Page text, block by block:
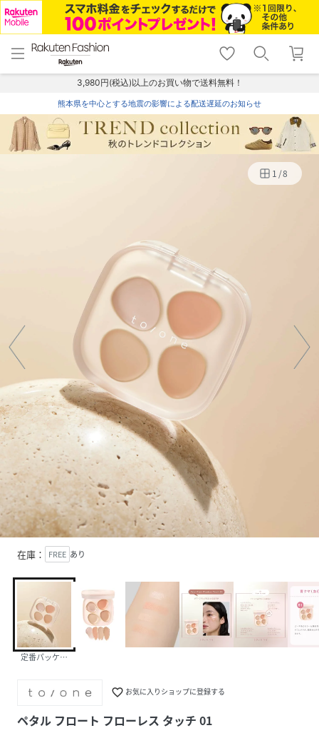
menu home
トップ
shopping_cart lock_outline
ログイン
3,980円(税込)以上のお買い物で送料無料！
熊本県を中心とする地震の影響による配送遅延のお知らせ
1 /8
在庫： FREE あり
定番パッケージ
favorite_border お気に入りショップに登録する
ペタル フロート フローレス タッチ 01